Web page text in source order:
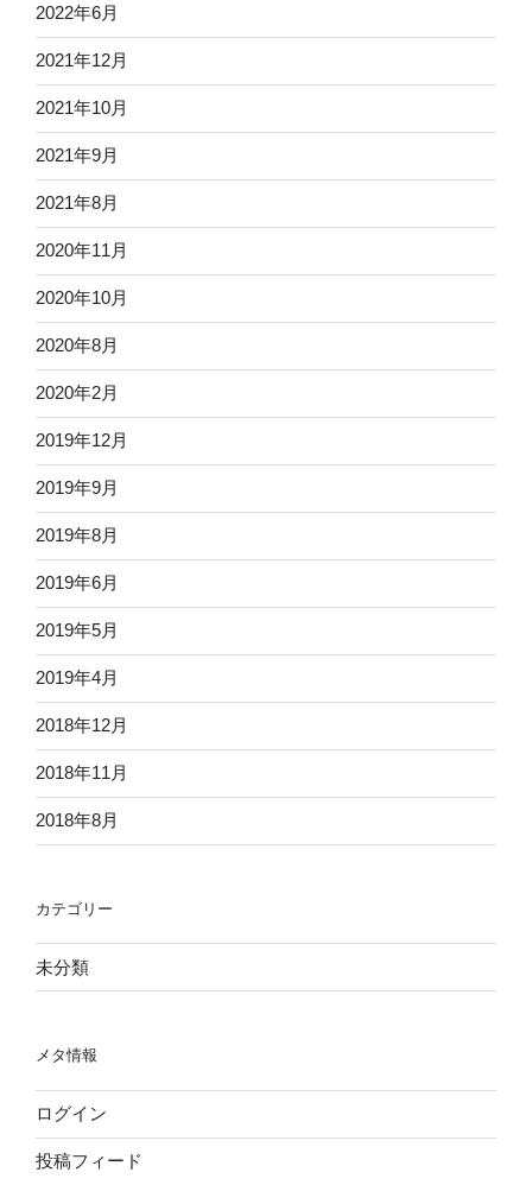
2022年6月
2021年12月
2021年10月
2021年9月
2021年8月
2020年11月
2020年10月
2020年8月
2020年2月
2019年12月
2019年9月
2019年8月
2019年6月
2019年5月
2019年4月
2018年12月
2018年11月
2018年8月
カテゴリー
未分類
メタ情報
ログイン
投稿フィード